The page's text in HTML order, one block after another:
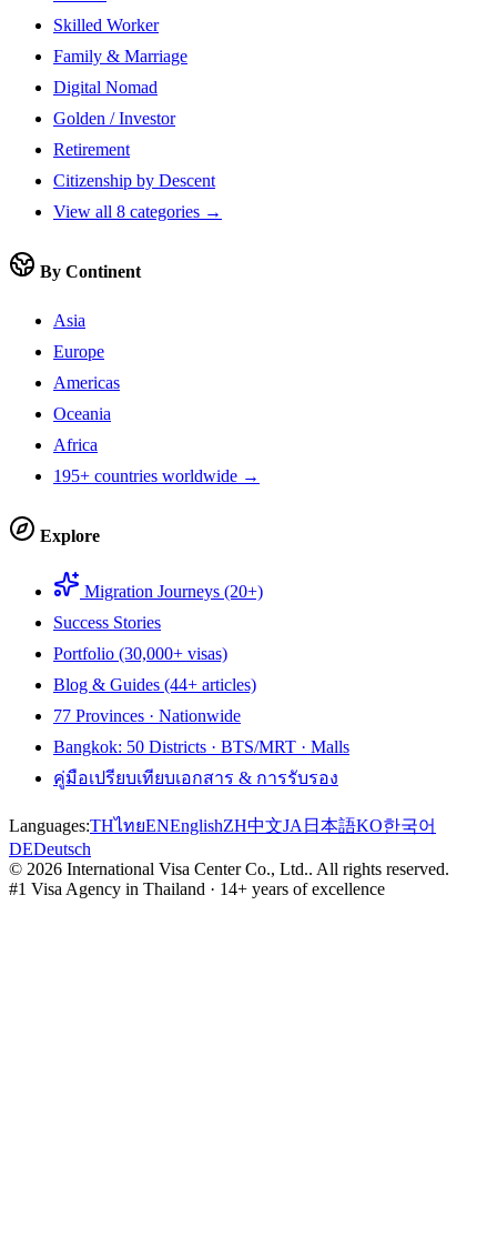
Skilled Worker
Family & Marriage
Digital Nomad
Golden / Investor
Retirement
Citizenship by Descent
View all 8 categories →
By Continent
Asia
Europe
Americas
Oceania
Africa
195+ countries worldwide →
Explore
Migration Journeys (20+)
Success Stories
Portfolio (30,000+ visas)
Blog & Guides (44+ articles)
77 Provinces · Nationwide
Bangkok: 50 Districts · BTS/MRT · Malls
คู่มือเปรียบเทียบเอกสาร & การรับรอง
Languages:THไทยENEnglishZH中文JA 日本語KO한국어
DEDeutsch
© 2026 International Visa Center Co., Ltd.. All rights reserved.
#1 Visa Agency in Thailand · 14+ years of excellence